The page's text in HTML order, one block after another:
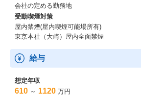
会社の定める勤務地
受動喫煙対策
屋内禁煙(屋内喫煙可能場所有)
東京本社（大崎）屋内全面禁煙
給与
想定年収
610 ～ 1120 万円